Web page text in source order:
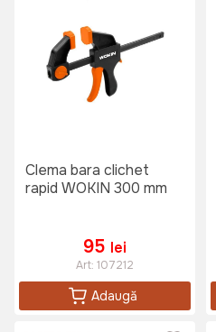
Clema bara clichet
rapid WOKIN 300 mm
95 lei
Art: 107212
Adaugă